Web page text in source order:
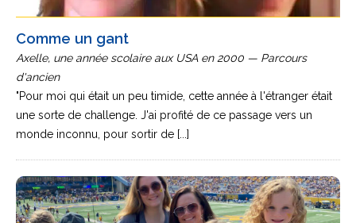
Comme un gant
Axelle, une année scolaire aux USA en 2000 — Parcours
d'ancien
"Pour moi qui était un peu timide, cette année à l'étranger était
une sorte de challenge. J'ai profité de ce passage vers un
monde inconnu, pour sortir de [...]